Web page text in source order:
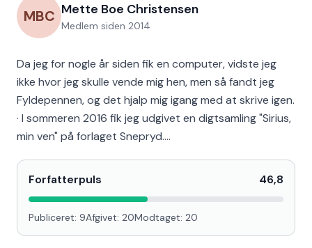
MBC Mette Boe Christensen
Medlem siden 2014
Da jeg for nogle år siden fik en computer, vidste jeg
ikke hvor jeg skulle vende mig hen, men så fandt jeg
Fyldepennen, og det hjalp mig igang med at skrive igen.
· I sommeren 2016 fik jeg udgivet en digtsamling "Sirius,
min ven" på forlaget Snepryd.…
Forfatterpuls 46,8
Publiceret: 9Afgivet: 20Modtaget: 20